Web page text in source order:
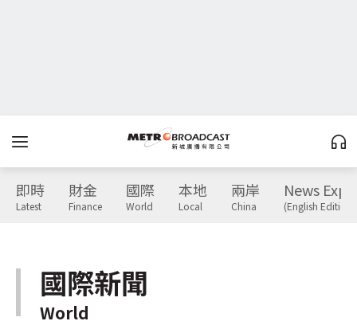
即時
Latest
財金
Finance
國際
World
本地
Local
兩岸
China
News
(English Edition)
國際新聞
World